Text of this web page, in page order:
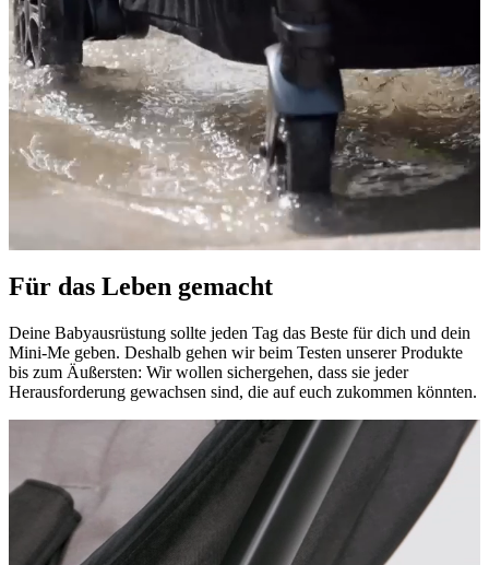
Für das Leben gemacht
Deine Babyausrüstung sollte jeden Tag das Beste für dich und dein
Mini-Me geben. Deshalb gehen wir beim Testen unserer Produkte
bis zum Äußersten: Wir wollen sichergehen, dass sie jeder
Herausforderung gewachsen sind, die auf euch zukommen könnten.